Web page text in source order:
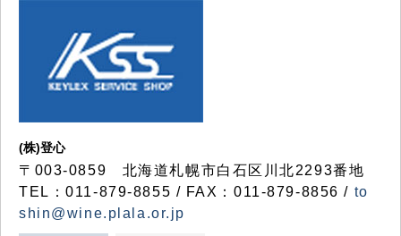
(株)登心
〒003-0859 北海道札幌市白石区川北2293番地
TEL：011-879-8855 / FAX：011-879-8856 / to
shin@wine.plala.or.jp